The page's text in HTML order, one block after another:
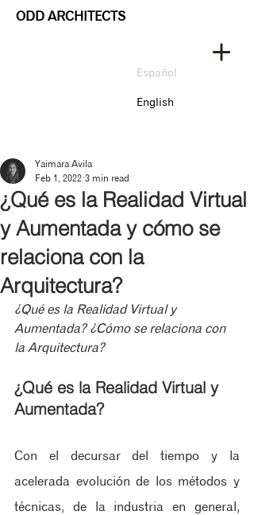
ODD ARCHITECTS
Español
English
¿Qué es la Realidad Virtual
y Aumentada y cómo se
relaciona con la
Arquitectura?
Yaimara Avila
Feb 1, 2022 3 min read
¿Qué es la Realidad Virtual y
Aumentada? ¿Cómo se relaciona con
la Arquitectura?
¿Qué es la Realidad Virtual y
Aumentada?
Con el decursar del tiempo y la
acelerada evolución de los métodos y
técnicas, de la industria en general,